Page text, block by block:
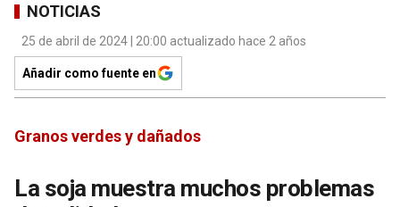
NOTICIAS
25 de abril de 2024 | 20:00 actualizado hace 2 años
Añadir como fuente en
Granos verdes y dañados
La soja muestra muchos problemas